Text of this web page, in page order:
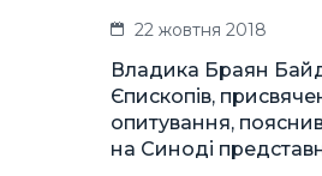
22 жовтня 2018
Владика Браян
Єпископів,
опитування,
на Синоді